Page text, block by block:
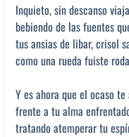
Inquieto, sin descanso
bebiendo de las fuentes
tus ansias de libar, crisol
como una rueda fuiste
Y es ahora que el ocaso
frente a tu alma
tratando atemperar tu